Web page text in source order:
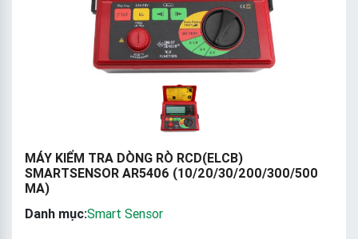
MÁY KIỂM TRA DÒNG RÒ RCD(ELCB)
SMARTSENSOR AR5406 (10/20/30/200/300/500
MA)
Danh mục:Smart Sensor